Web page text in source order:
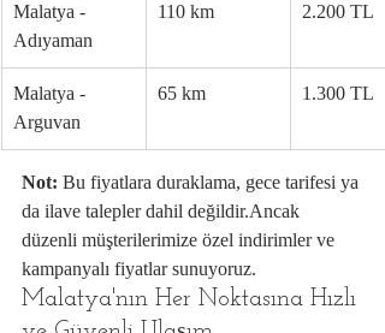
Malatya -
Adıyaman
110 km 2.200 TL
Malatya -
Arguvan
65 km 1.300 TL
Not: Bu fiyatlara duraklama, gece tarifesi ya
da ilave talepler dahil değildir.Ancak
düzenli müşterilerimize özel indirimler ve
kampanyalı fiyatlar sunuyoruz.
Malatya'nın Her Noktasına Hızlı